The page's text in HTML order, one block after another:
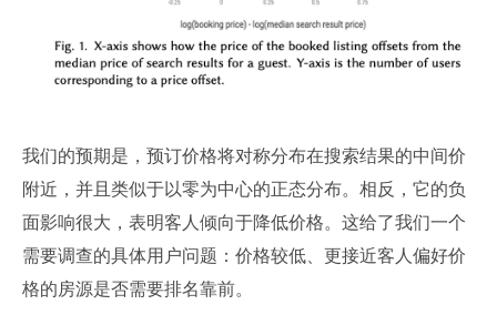
我们的预期是，预订价格将对称分布在搜索结果的中间价
附近，并且类似于以零为中心的正态分布。相反，它的负
面影响很大，表明客人倾向于降低价格。这给了我们一个
需要调查的具体用户问题：价格较低、更接近客人偏好价
格的房源是否需要排名靠前。